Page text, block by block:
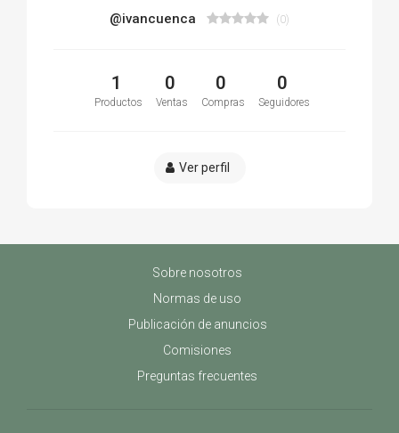
@ivancuenca (0)
1
Productos
0
Ventas
0
Compras
0
Seguidores
Ver perfil
Sobre nosotros
Normas de uso
Publicación de anuncios
Comisiones
Preguntas frecuentes